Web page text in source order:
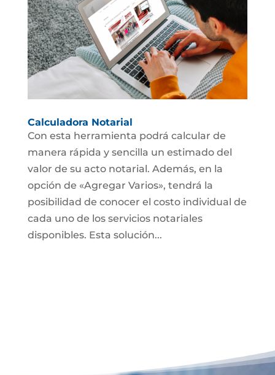
Calculadora Notarial
Con esta herramienta podrá calcular de
manera rápida y sencilla un estimado del
valor de su acto notarial. Además, en la
opción de «Agregar Varios», tendrá la
posibilidad de conocer el costo individual de
cada uno de los servicios notariales
disponibles. Esta solución...